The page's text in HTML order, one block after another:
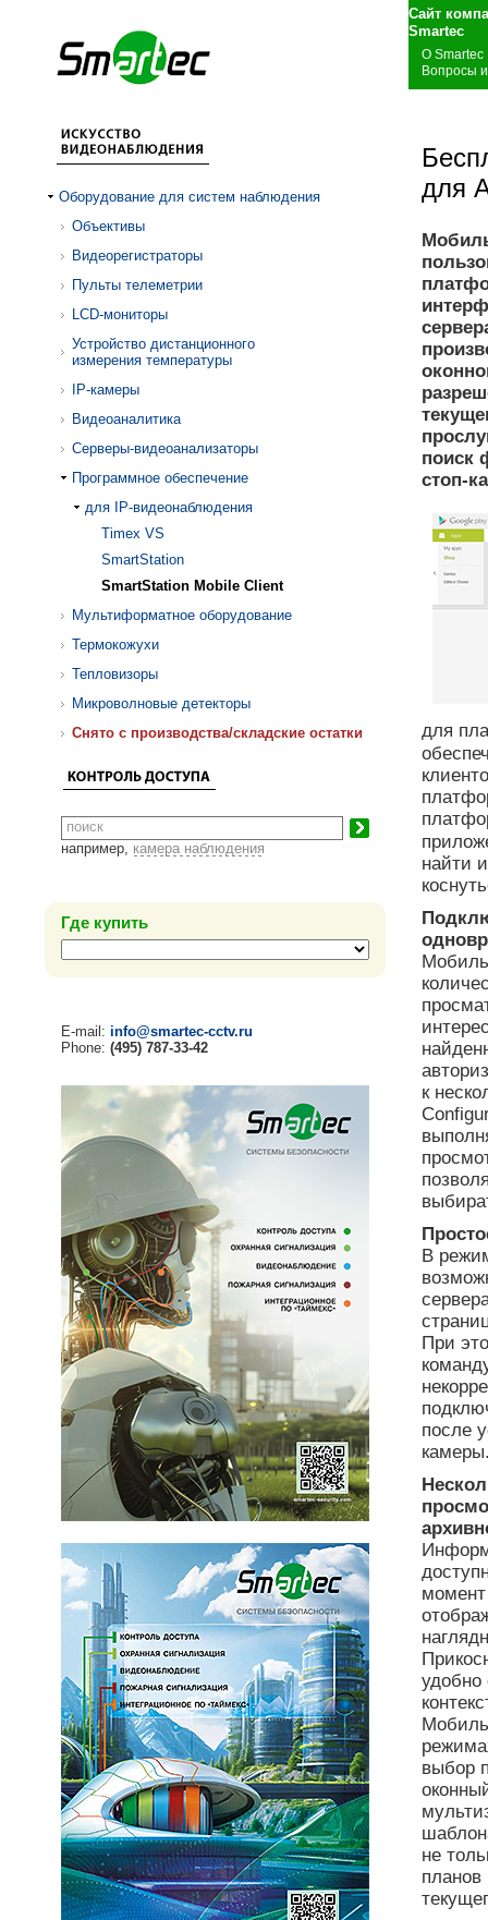
Сайт
О Smartec
Вопросы
Оборудование для систем наблюдения
Объективы
Видеорегистраторы
Пульты телеметрии
LCD-мониторы
Устройство дистанционного
измерения температуры
IP-камеры
Видеоаналитика
Серверы-видеоанализаторы
Программное обеспечение
для IP-видеонаблюдения
Timex VS
SmartStation
SmartStation Mobile Client
Мультиформатное оборудование
Термокожухи
Тепловизоры
Микроволновые детекторы
Cнято с производства/складские остатки
например, камера наблюдения
Где купить
E-mail: info@smartec-cctv.ru
Phone: (495) 787-33-42
для
поиск
стоп-
для
найти
к
В
При
после
удобно
выбор
не